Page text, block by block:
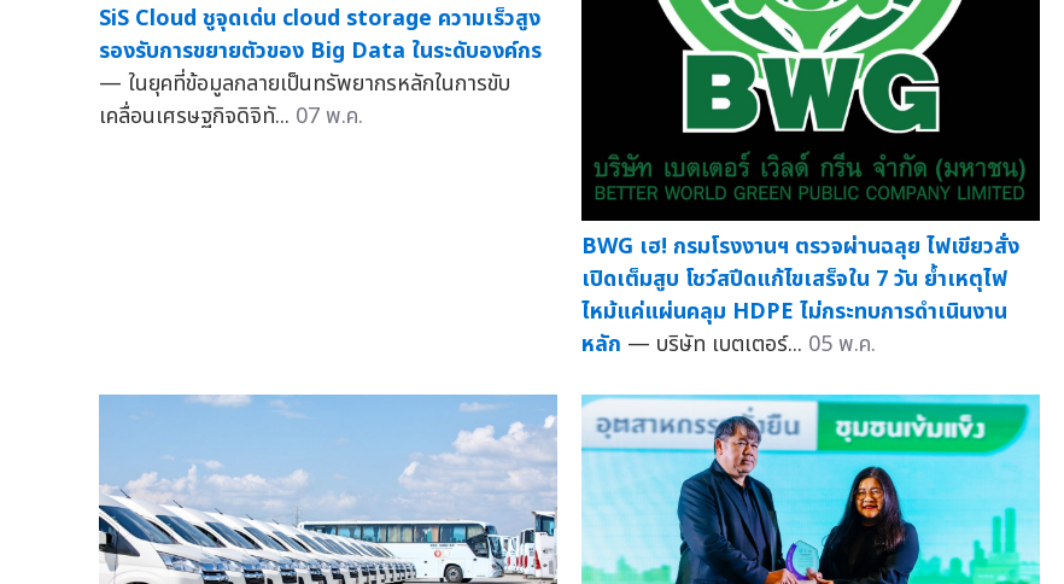
SiS Cloud ชูจุดเด่น cloud storage ความเร็วสูง
รองรับการขยายตัวของ Big Data ในระดับองค์กร
— ในยุคที่ข้อมูลกลายเป็นทรัพยากรหลักในการขับ
เคลื่อนเศรษฐกิจดิจิทั... 07 พ.ค.
BWG เฮ! กรมโรงงานฯ ตรวจผ่านฉลุย ไฟเขียวสั่ง
เปิดเต็มสูบ โชว์สปีดแก้ไขเสร็จใน 7 วัน ย้ำเหตุไฟ
ไหม้แค่แผ่นคลุม HDPE ไม่กระทบการดำเนินงาน
หลัก — บริษัท เบตเตอร์... 05 พ.ค.